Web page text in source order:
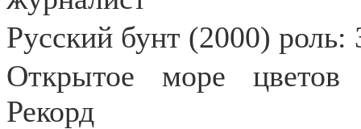
Русский бунт (2000) роль:
Открытое море
Рекорд